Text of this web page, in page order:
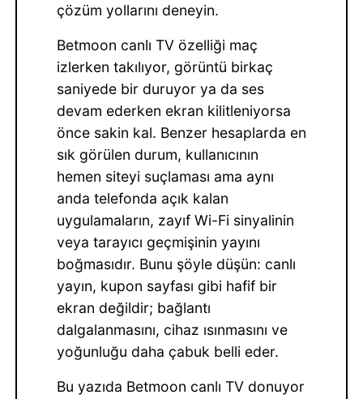
çözüm yollarını deneyin.
Betmoon canlı TV özelliği maç
izlerken takılıyor, görüntü birkaç
saniyede bir duruyor ya da ses
devam ederken ekran kilitleniyorsa
önce sakin kal. Benzer hesaplarda en
sık görülen durum, kullanıcının
hemen siteyi suçlaması ama aynı
anda telefonda açık kalan
uygulamaların, zayıf Wi-Fi sinyalinin
veya tarayıcı geçmişinin yayını
boğmasıdır. Bunu şöyle düşün: canlı
yayın, kupon sayfası gibi hafif bir
ekran değildir; bağlantı
dalgalanmasını, cihaz ısınmasını ve
yoğunluğu daha çabuk belli eder.
Bu yazıda Betmoon canlı TV donuyor